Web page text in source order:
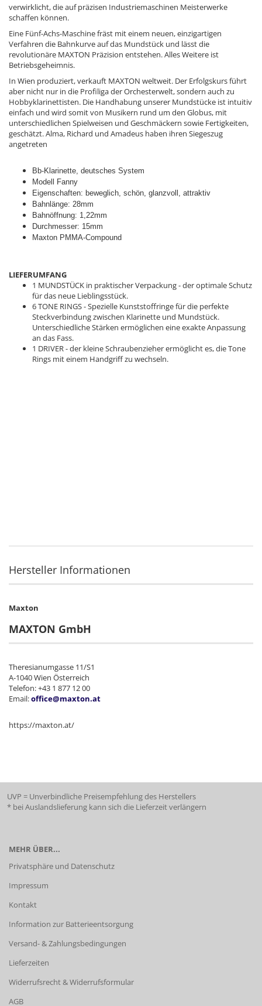
verwirklicht, die auf präzisen Industriemaschinen Meisterwerke
schaffen können.
Eine Fünf-Achs-Maschine fräst mit einem neuen, einzigartigen
Verfahren die Bahnkurve auf das Mundstück und lässt die
revolutionäre MAXTON Präzision entstehen. Alles Weitere ist
Betriebsgeheimnis.
In Wien produziert, verkauft MAXTON weltweit. Der Erfolgskurs führt
aber nicht nur in die Profiliga der Orchesterwelt, sondern auch zu
Hobbyklarinettisten. Die Handhabung unserer Mundstücke ist intuitiv
einfach und wird somit von Musikern rund um den Globus, mit
unterschiedlichen Spielweisen und Geschmäckern sowie Fertigkeiten,
geschätzt. Alma, Richard und Amadeus haben ihren Siegeszug
angetreten
Bb-Klarinette, deutsches System
Modell Fanny
Eigenschaften: beweglich, schön, glanzvoll, attraktiv
Bahnlänge: 28mm
Bahnöffnung: 1,22mm
Durchmesser: 15mm
Maxton PMMA-Compound
LIEFERUMFANG
1 MUNDSTÜCK in praktischer Verpackung - der optimale Schutz
für das neue Lieblingsstück.
6 TONE RINGS - Spezielle Kunststoffringe für die perfekte
Steckverbindung zwischen Klarinette und Mundstück.
Unterschiedliche Stärken ermöglichen eine exakte Anpassung
an das Fass.
1 DRIVER - der kleine Schraubenzieher ermöglicht es, die Tone
Rings mit einem Handgriff zu wechseln.
Hersteller Informationen
Maxton
MAXTON GmbH
Theresianumgasse 11/S1
A-1040 Wien Österreich
Telefon: +43 1 877 12 00
Email:office@maxton.at
https://maxton.at/
UVP = Unverbindliche Preisempfehlung des Herstellers
* bei Auslandslieferung kann sich die Lieferzeit verlängern
MEHR ÜBER...
Privatsphäre und Datenschutz
Impressum
Kontakt
Information zur Batterieentsorgung
Versand- & Zahlungsbedingungen
Lieferzeiten
Widerrufsrecht & Widerrufsformular
AGB